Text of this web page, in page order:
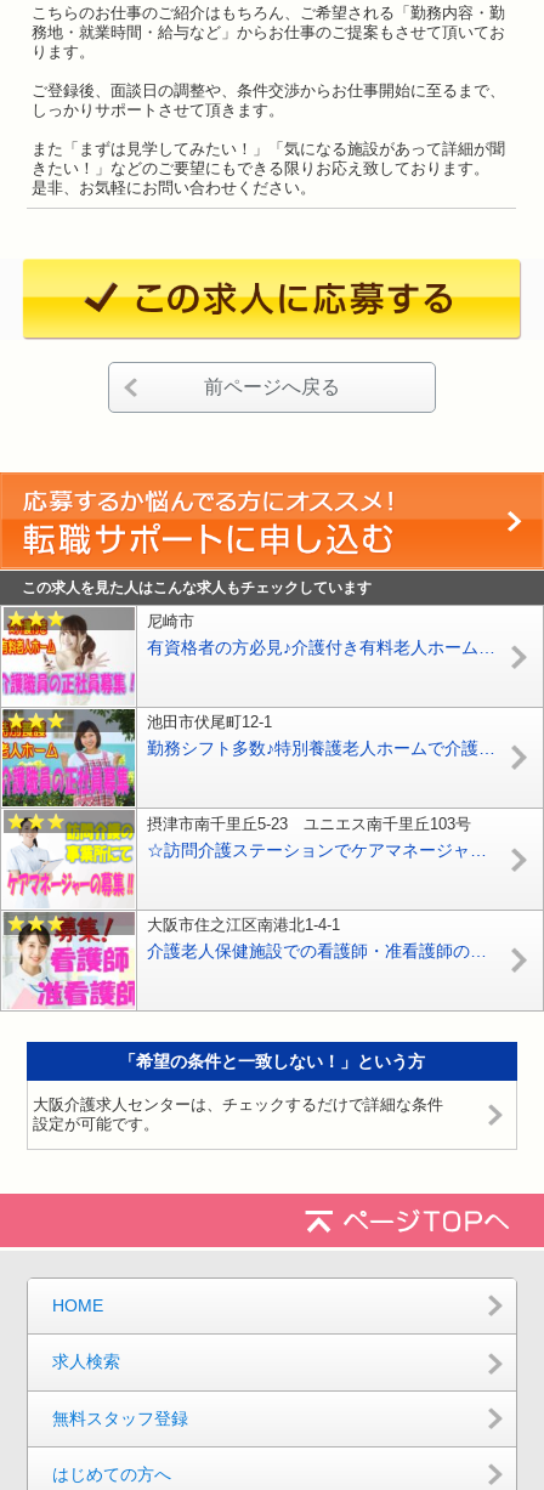
こちらのお仕事のご紹介はもちろん、ご希望される「勤務内容・勤
務地・就業時間・給与など」からお仕事のご提案もさせて頂いてお
ります。
ご登録後、面談日の調整や、条件交渉からお仕事開始に至るまで、
しっかりサポートさせて頂きます。
また「まずは見学してみたい！」「気になる施設があって詳細が聞
きたい！」などのご要望にもできる限りお応え致しております。
是非、お気軽にお問い合わせください。
前ページへ戻る
この求人を見た人はこんな求人もチェックしています
尼崎市
池田市伏尾町12-1
摂津市南千里丘5-23 ユニエス南千里丘103号
大阪市住之江区南港北1-4-1
「希望の条件と一致しない！」という方
大阪介護求人センターは、チェックするだけで詳細な条件
設定が可能です。
HOME
求人検索
無料スタッフ登録
はじめての方へ